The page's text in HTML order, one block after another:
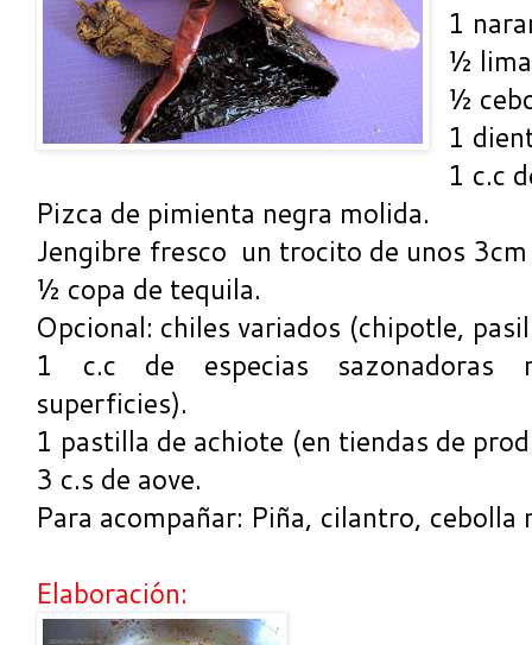
1
½
½
1
1 c.c
Pizca de pimienta negra molida.
Jengibre fresco un trocito de unos
½ copa de tequila.
Opcional: chiles variados (chipotle,
1 c.c de especias sazonadoras
superficies).
1 pastilla de achiote (en tiendas de
3 c.s de aove.
Para acompañar: Piña, cilantro, cebolla
Elaboración: